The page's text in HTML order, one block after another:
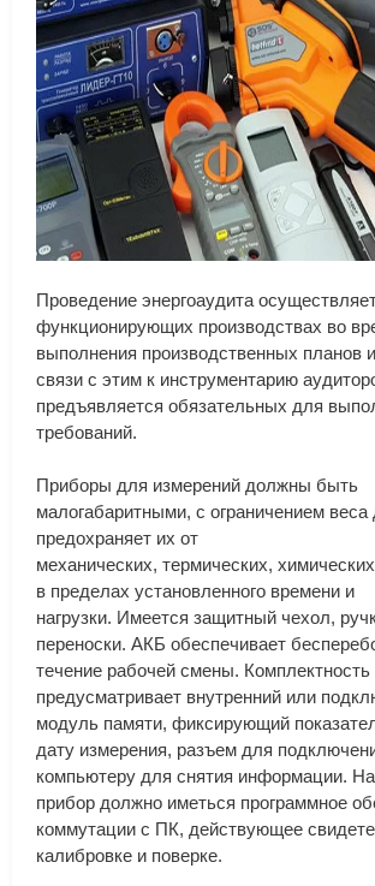
Проведение энергоаудита
функционирующих производствах во
выполнения производственных планов и
связи с этим к инструментарию
предъявляется обязательных для
требований.
Приборы для измерений должны быть
малогабаритными, с ограничением веса
предохраняет их от
механических, термических, химических
в пределах установленного времени и
нагрузки. Имеется защитный чехол,
переноски. АКБ обеспечивает
течение рабочей смены. Комплектность
предусматривает внутренний или
модуль памяти, фиксирующий
дату измерения, разъем для
компьютеру для снятия информации. На
прибор должно иметься программное
коммутации с ПК, действующее
калибровке и поверке.